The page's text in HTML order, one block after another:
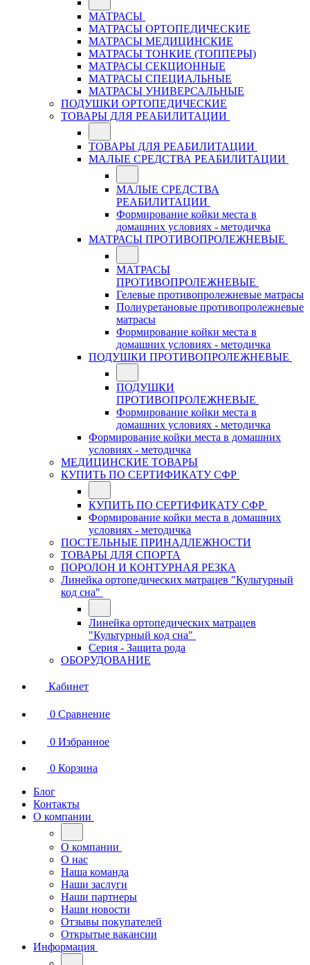
МАТРАСЫ
МАТРАСЫ ОРТОПЕДИЧЕСКИЕ
МАТРАСЫ МЕДИЦИНСКИЕ
МАТРАСЫ ТОНКИЕ (ТОППЕРЫ)
МАТРАСЫ СЕКЦИОННЫЕ
МАТРАСЫ СПЕЦИАЛЬНЫЕ
МАТРАСЫ УНИВЕРСАЛЬНЫЕ
ПОДУШКИ ОРТОПЕДИЧЕСКИЕ
ТОВАРЫ ДЛЯ РЕАБИЛИТАЦИИ
ТОВАРЫ ДЛЯ РЕАБИЛИТАЦИИ
МАЛЫЕ СРЕДСТВА РЕАБИЛИТАЦИИ
МАЛЫЕ СРЕДСТВА
РЕАБИЛИТАЦИИ
Формирование койки места в
домашних условиях - методичка
МАТРАСЫ ПРОТИВОПРОЛЕЖНЕВЫЕ
МАТРАСЫ
ПРОТИВОПРОЛЕЖНЕВЫЕ
Гелевые противопролежневые матрасы
Полиуретановые противопролежневые
матрасы
Формирование койки места в
домашних условиях - методичка
ПОДУШКИ ПРОТИВОПРОЛЕЖНЕВЫЕ
ПОДУШКИ
ПРОТИВОПРОЛЕЖНЕВЫЕ
Формирование койки места в
домашних условиях - методичка
Формирование койки места в домашних
условиях - методичка
МЕДИЦИНСКИЕ ТОВАРЫ
КУПИТЬ ПО СЕРТИФИКАТУ СФР
КУПИТЬ ПО СЕРТИФИКАТУ СФР
Формирование койки места в домашних
условиях - методичка
ПОСТЕЛЬНЫЕ ПРИНАДЛЕЖНОСТИ
ТОВАРЫ ДЛЯ СПОРТА
ПОРОЛОН И КОНТУРНАЯ РЕЗКА
Линейка ортопедических матрацев "Культурный
код сна"
Линейка ортопедических матрацев
"Культурный код сна"
Серия - Защита рода
ОБОРУДОВАНИЕ
Кабинет
0 Сравнение
0 Избранное
0 Корзина
Блог
Контакты
О компании
О компании
О нас
Наша команда
Наши заслуги
Наши партнеры
Наши новости
Отзывы покупателей
Открытые вакансии
Информация